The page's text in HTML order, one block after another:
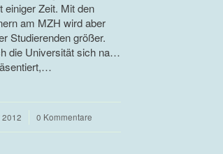
einiger Zeit. Mit den
am MZH wird aber
Studierenden größer.
die Universität sich nach
2012 0 Kommentare